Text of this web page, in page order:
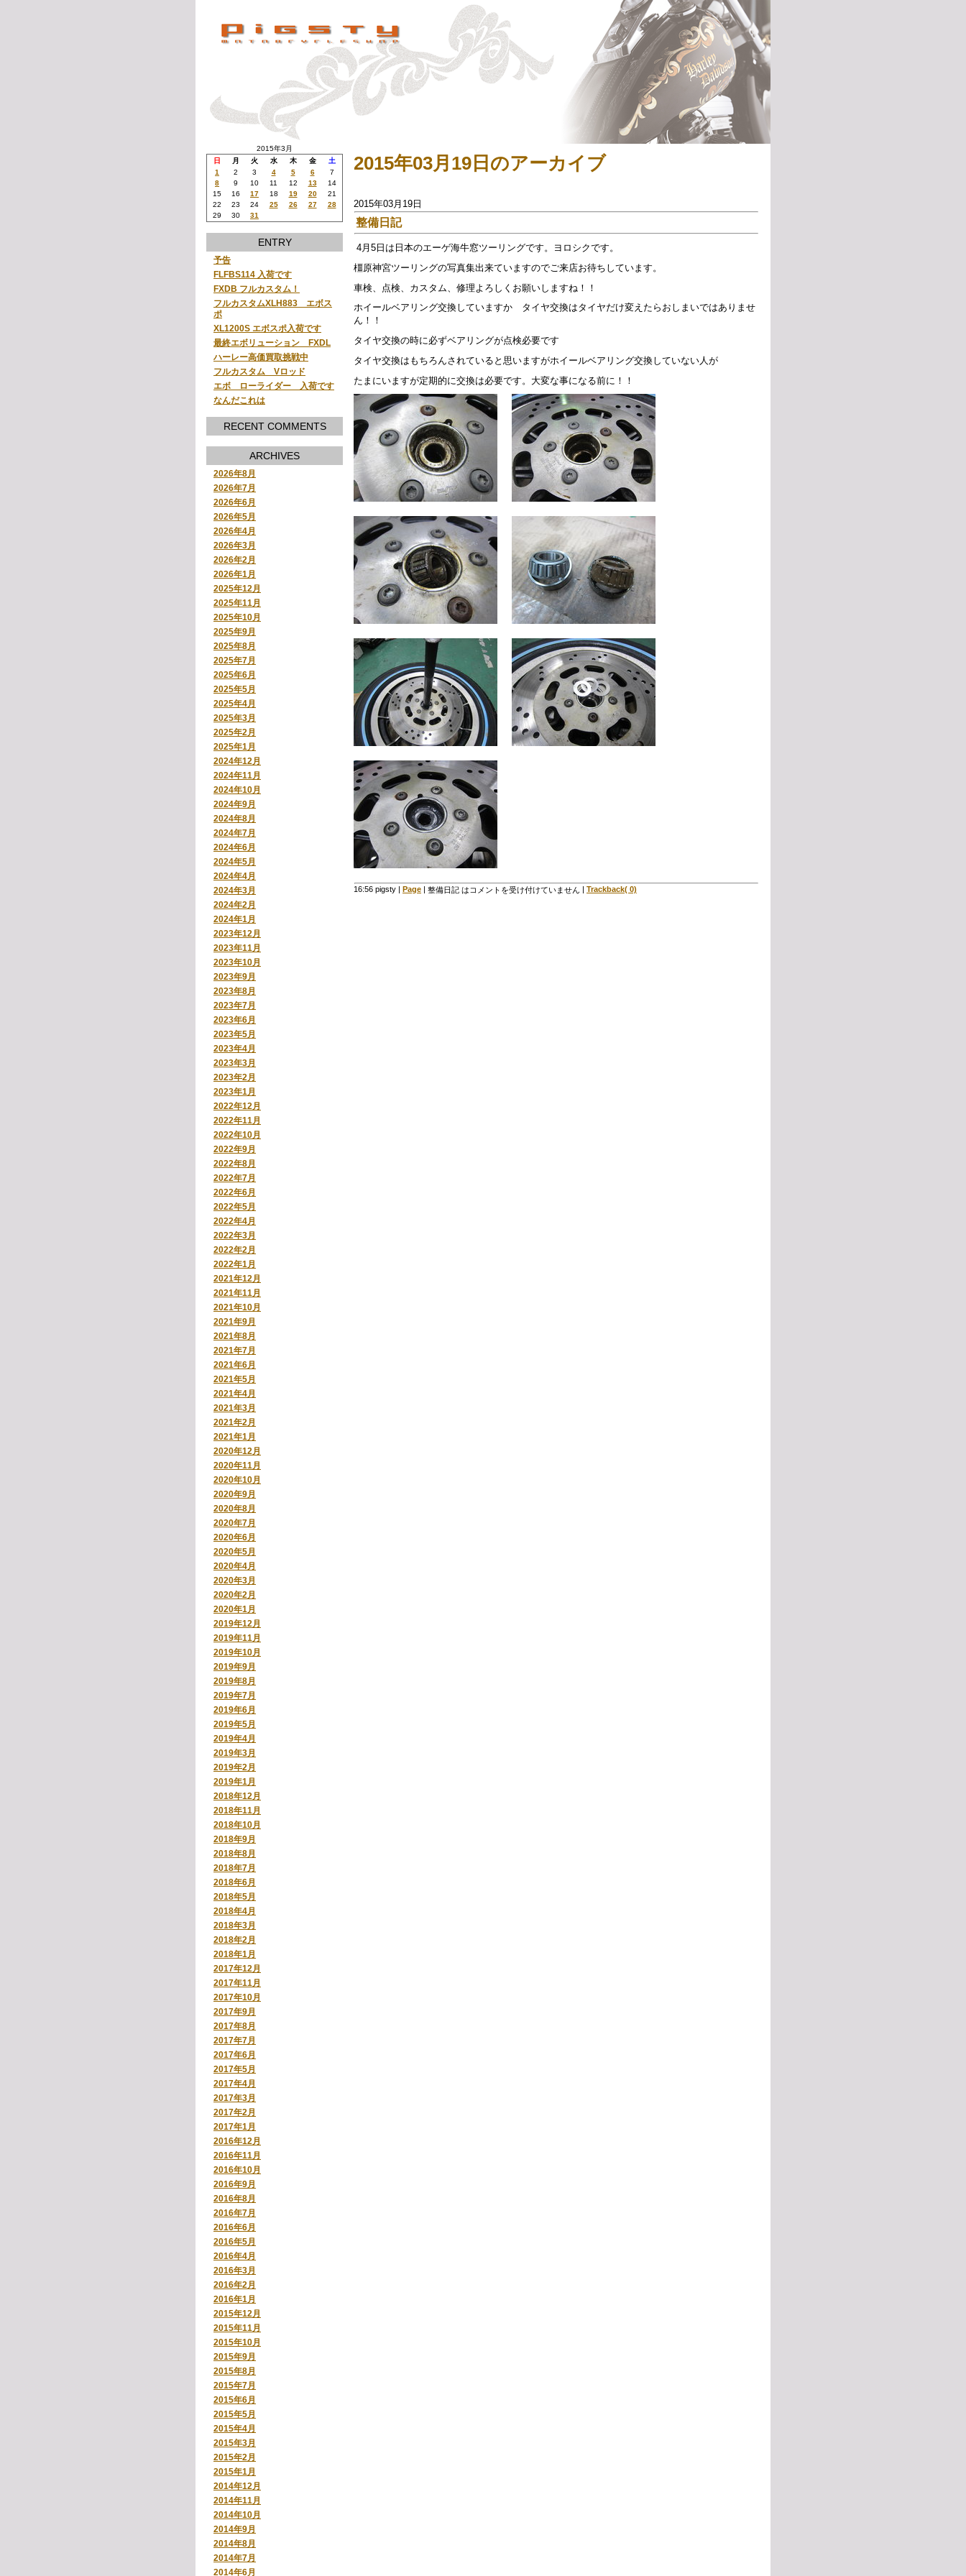
2015年3月
日
月 火 水 木 金
土
1
2 3 4 5 6
7
8
9 10 11 12 13
14
15
16 17 18 19 20
21
22
23 24 25 26 27
28
29
30 31
ENTRY
予告
FLFBS114 入荷です
FXDB フルカスタム！
フルカスタムXLH883 エボス
ポ
XL1200S エボスポ入荷です
最終エボリューション FXDL
ハーレー高価買取挑戦中
フルカスタム Vロッド
エボ ローライダー 入荷です
なんだこれは
RECENT COMMENTS
ARCHIVES
2026年8月
2026年7月
2026年6月
2026年5月
2026年4月
2026年3月
2026年2月
2026年1月
2025年12月
2025年11月
2025年10月
2025年9月
2025年8月
2025年7月
2025年6月
2025年5月
2025年4月
2025年3月
2025年2月
2025年1月
2024年12月
2024年11月
2024年10月
2024年9月
2024年8月
2024年7月
2024年6月
2024年5月
2024年4月
2024年3月
2024年2月
2024年1月
2023年12月
2023年11月
2023年10月
2023年9月
2023年8月
2023年7月
2023年6月
2023年5月
2023年4月
2023年3月
2023年2月
2023年1月
2022年12月
2022年11月
2022年10月
2022年9月
2022年8月
2022年7月
2022年6月
2022年5月
2022年4月
2022年3月
2022年2月
2022年1月
2021年12月
2021年11月
2021年10月
2021年9月
2021年8月
2021年7月
2021年6月
2021年5月
2021年4月
2021年3月
2021年2月
2021年1月
2020年12月
2020年11月
2020年10月
2020年9月
2020年8月
2020年7月
2020年6月
2020年5月
2020年4月
2020年3月
2020年2月
2020年1月
2019年12月
2019年11月
2019年10月
2019年9月
2019年8月
2019年7月
2019年6月
2019年5月
2019年4月
2019年3月
2019年2月
2019年1月
2018年12月
2018年11月
2018年10月
2018年9月
2018年8月
2018年7月
2018年6月
2018年5月
2018年4月
2018年3月
2018年2月
2018年1月
2017年12月
2017年11月
2017年10月
2017年9月
2017年8月
2017年7月
2017年6月
2017年5月
2017年4月
2017年3月
2017年2月
2017年1月
2016年12月
2016年11月
2016年10月
2016年9月
2016年8月
2016年7月
2016年6月
2016年5月
2016年4月
2016年3月
2016年2月
2016年1月
2015年12月
2015年11月
2015年10月
2015年9月
2015年8月
2015年7月
2015年6月
2015年5月
2015年4月
2015年3月
2015年2月
2015年1月
2014年12月
2014年11月
2014年10月
2014年9月
2014年8月
2014年7月
2014年6月
2015年03月19日のアーカイブ
2015年03月19日
整備日記
4月5日は日本のエーゲ海牛窓ツーリングです。ヨロシクです。
橿原神宮ツーリングの写真集出来ていますのでご来店お待ちしています。
車検、点検、カスタム、修理よろしくお願いしますね！！
ホイールベアリング交換していますか タイヤ交換はタイヤだけ変えたらおしまいではありませ
ん！！
タイヤ交換の時に必ずベアリングが点検必要です
タイヤ交換はもちろんされていると思いますがホイールベアリング交換していない人が
たまにいますが定期的に交換は必要です。大変な事になる前に！！
16:56 pigsty Page 整備日記 は コメントを受け付けていません Trackback( 0)